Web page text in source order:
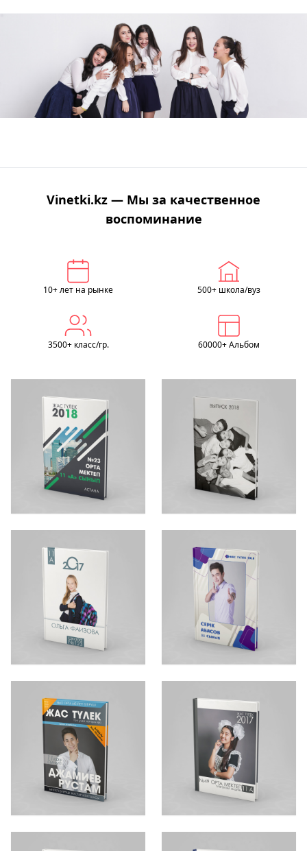
Vinetki.kz — Мы за качественное
воспоминание
10+ лет на рынке 500+ школа/вуз
3500+ класс/гр. 60000+ Альбом